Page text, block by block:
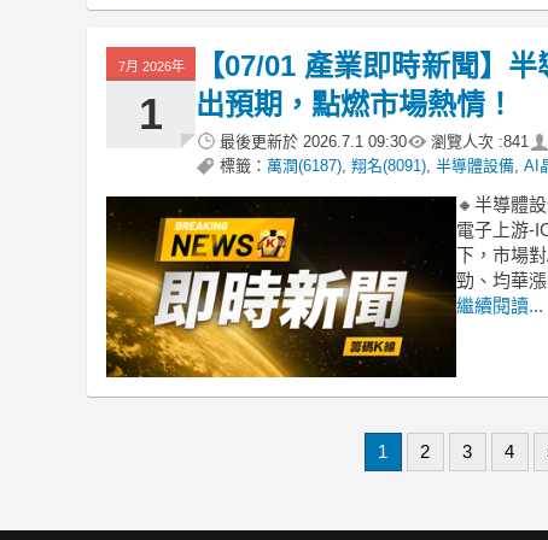
7月 2026年
1
【07/01 產業即時新聞】
出預期，點燃市場熱情！
最後更新於 2026.7.1 09:30 瀏覽人次 :841
標籤： 萬潤(6187) 翔名(8091) 半導體設備 AI
🔸半導體
電子上游-
下，市場
勁、均華
繼續閱讀...
1 2 3 4